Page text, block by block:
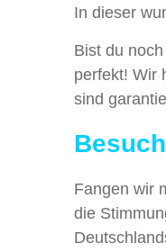
In dieser
Bist du
perfekt! Wir
sind
Fangen wir
die